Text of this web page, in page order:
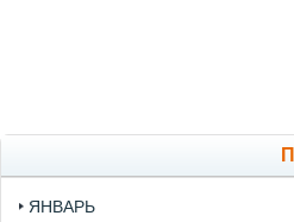
ЯНВАРЬ